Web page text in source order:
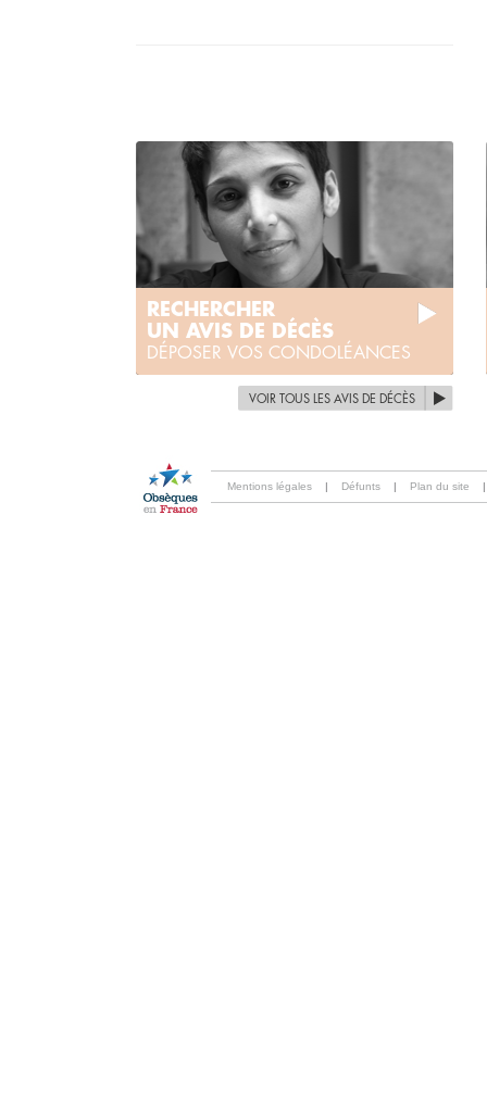
RECHERCHER
UN AVIS DE DÉCÈS
DÉPOSER VOS CONDOLÉANCES
VOIR TOUS LES AVIS DE DÉCÈS
Mentions légales | Défunts | Plan du site |